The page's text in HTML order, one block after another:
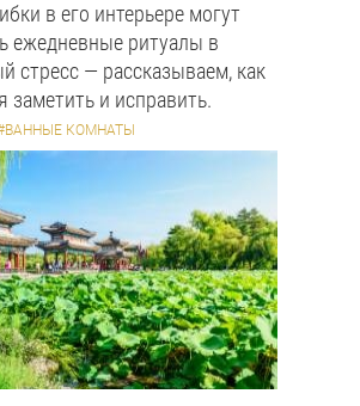
в его интерьере могут
ежедневные ритуалы в
стресс — рассказываем, как
заметить и исправить.
КОМНАТЫ